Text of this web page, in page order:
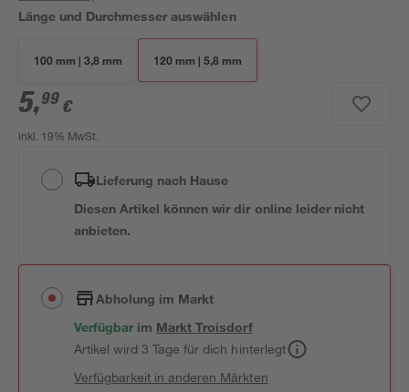
Länge und Durchmesser auswählen
100 mm | 3,8 mm 120 mm | 5,8 mm
5,99 €
inkl. 19% MwSt.
Lieferung nach Hause
Diesen Artikel können wir dir online leider nicht
anbieten.
Abholung im Markt
Verfügbar im MarktTroisdorf
Artikel wird 3 Tage für dich hinterlegt
Verfügbarkeit in anderen Märkten